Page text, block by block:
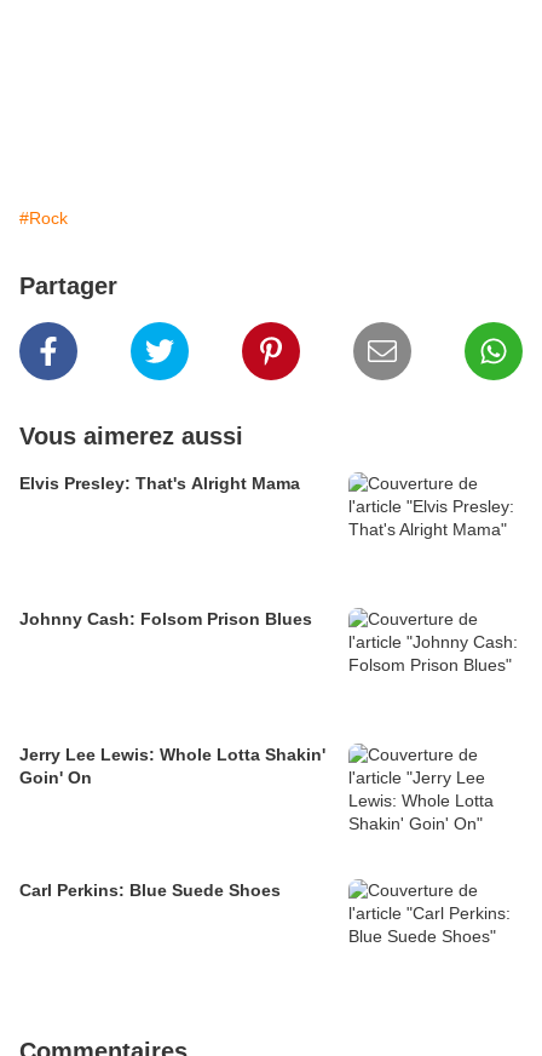
#Rock
Partager
Vous aimerez aussi
Elvis Presley: That's Alright Mama
Johnny Cash: Folsom Prison Blues
Jerry Lee Lewis: Whole Lotta Shakin'
Goin' On
Carl Perkins: Blue Suede Shoes